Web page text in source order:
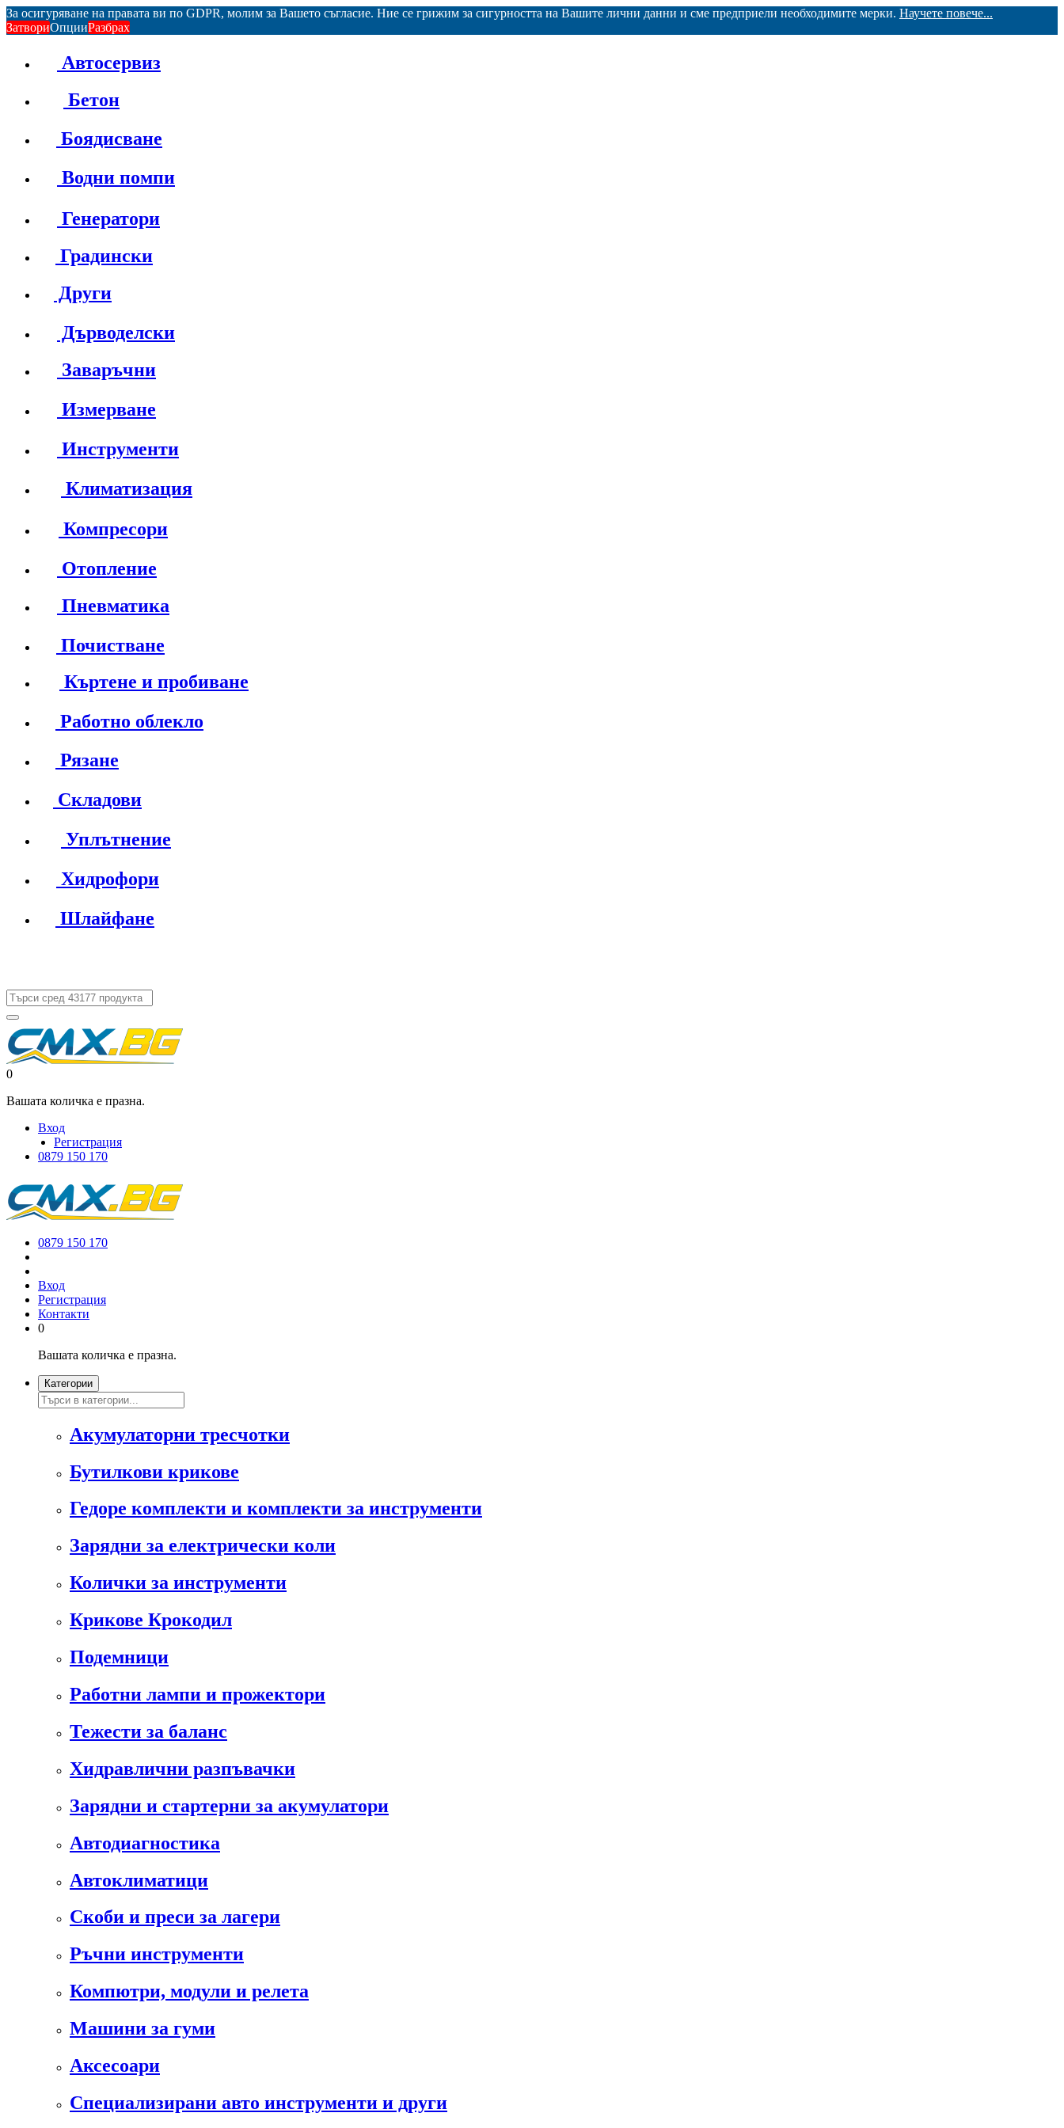
За осигуряване на правата ви по GDPR, молим за Вашето съгласие. Ние се грижим за сигурността на Вашите лични данни и сме предприели необходимите мерки. Научете повече...
ЗатвориОпцииРазбрах
Автосервиз
Бетон
Боядисване
Водни помпи
Генератори
Градински
Други
Дърводелски
Заваръчни
Измерване
Инструменти
Климатизация
Компресори
Отопление
Пневматика
Почистване
Къртене и пробиване
Работно облекло
Рязане
Складови
Уплътнение
Хидрофори
Шлайфане
0
Вашата количка е празна.
Вход
Регистрация
0879 150 170
0879 150 170
Вход
Регистрация
Контакти
0
Вашата количка е празна.
Категории
Акумулаторни тресчотки
Бутилкови крикове
Гедоре комплекти и комплекти за инструменти
Зарядни за електрически коли
Колички за инструменти
Крикове Крокодил
Подемници
Работни лампи и прожектори
Тежести за баланс
Хидравлични разпъвачки
Зарядни и стартерни за акумулатори
Автодиагностика
Автоклиматици
Скоби и преси за лагери
Ръчни инструменти
Компютри, модули и релета
Машини за гуми
Аксесоари
Специализирани авто инструменти и други